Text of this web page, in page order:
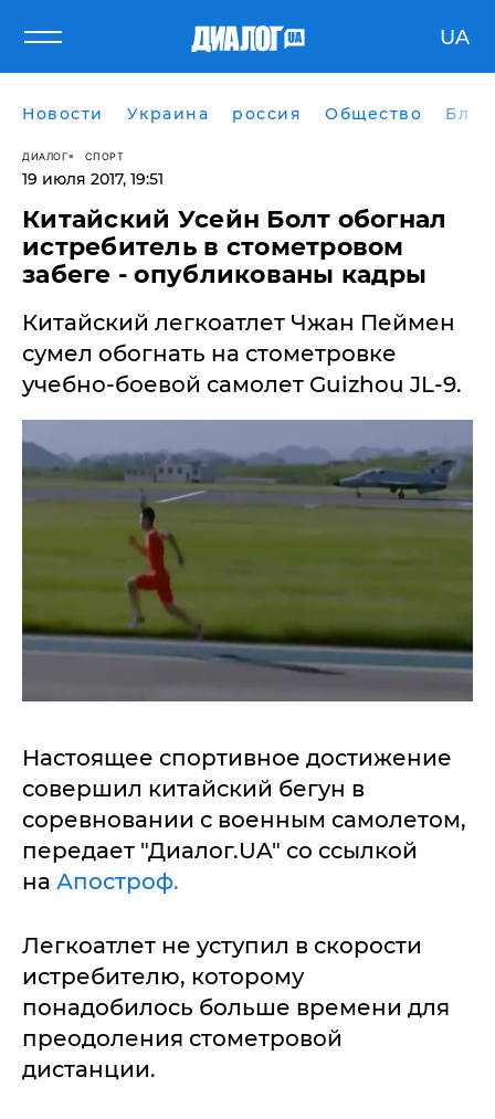
UA
Новости Украина россия Общество
ДИАЛОГ СПОРТ
19 июля 2017, 19:51
Китайский Усейн Болт обогнал
истребитель в стометровом
забеге - опубликованы кадры
Китайский легкоатлет Чжан Пеймен
сумел обогнать на стометровке
учебно-боевой самолет Guizhou JL-9.
Настоящее спортивное достижение
совершил китайский бегун в
соревновании с военным самолетом,
передает "Диалог.UA" со ссылкой
на Апостроф.
Легкоатлет не уступил в скорости
истребителю, которому
понадобилось больше времени для
преодоления стометровой
дистанции.